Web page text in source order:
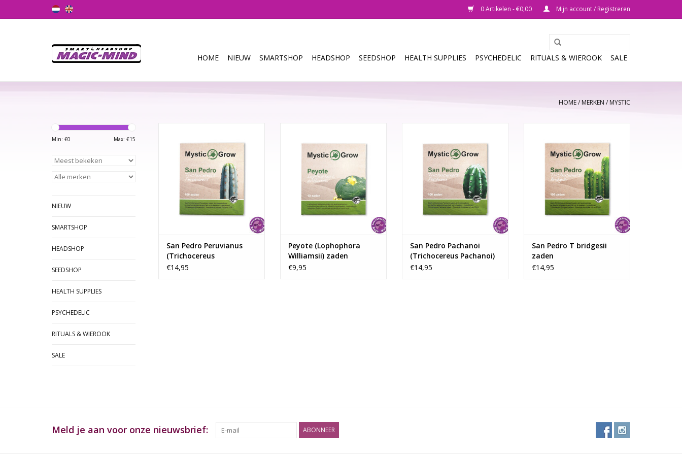
0 Artikelen - €0,00 Mijn account / Registreren
HOME NIEUW SMARTSHOP HEADSHOP SEEDSHOP HEALTH SUPPLIES PSYCHEDELIC RITUALS & WIEROOK SALE
HOME/MERKEN /MYSTIC
Min: €0 Max: €15
NIEUW
SMARTSHOP
HEADSHOP
SEEDSHOP
HEALTH SUPPLIES
PSYCHEDELIC
RITUALS & WIEROOK
SALE
levensvatbaar en daarom
uitstekend geschikt om te
kweken. De zaden groeien heel
langzaam. Het duurt meerdere
jaren voordat ze geoogst kunnen
worden.
Groei instructies
Gebruik een kweekkast. Vul ...
TOEVOEGEN AAN WINKELWAGEN
San Pedro Peruvianus
(Trichocereus
Peruvianus) seeds
€14,95
daarom uitstekend geschikt om
te kweken. De zaden groeien heel
langzaam. Het duurt meerdere
jaren voordat ze geoogst kunnen
worden.
Groei instructies
Gebruik een kweekkast. Vul
TOEVOEGEN AAN WINKELWAGEN
Peyote (Lophophora
Williamsii) zaden
€9,95
levensvatbaar en daarom
uitstekend geschikt om te
kweken. De zaden groeien heel
langzaam. Het duurt meerdere
jaren voordat ze geoogst kunnen
worden.
TOEVOEGEN AAN WINKELWAGEN
San Pedro Pachanoi
(Trichocereus Pachanoi)
zaden
€14,95
Met deze speciale cactuszaden
kun je je eigen
mescalinecactussen kweken.
TOEVOEGEN AAN WINKELWAGEN
San Pedro T bridgesii
zaden
€14,95
Meld je aan voor onze nieuwsbrief: ABONNEER